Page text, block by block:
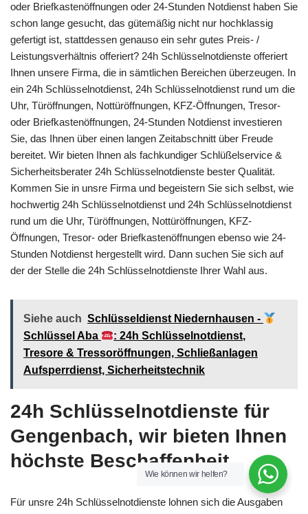
oder Briefkastenöffnungen oder 24-Stunden Notdienst haben Sie
schon lange gesucht, das gütemäßig nicht nur hochklassig
gefertigt ist, stattdessen genauso ein sehr gutes Preis- /
Leistungsverhältnis offeriert? 24h Schlüsselnotdienste offeriert
Ihnen unsere Firma, die in sämtlichen Bereichen überzeugen. In
ein 24h Schlüsselnotdienst, 24h Schlüsselnotdienst rund um die
Uhr, Türöffnungen, Nottüröffnungen, KFZ-Öffnungen, Tresor-
oder Briefkastenöffnungen, 24-Stunden Notdienst investieren
Sie, das Ihnen über einen langen Zeitabschnitt über Freude
bereitet. Wir bieten Ihnen als fachkundiger Schlüßelservice &
Sicherheitsberater 24h Schlüsselnotdienste bester Qualität.
Kommen Sie in unsre Firma und begeistern Sie sich selbst, wie
hochwertig 24h Schlüsselnotdienst und 24h Schlüsselnotdienst
rund um die Uhr, Türöffnungen, Nottüröffnungen, KFZ-
Öffnungen, Tresor- oder Briefkastenöffnungen ebenso wie 24-
Stunden Notdienst hergestellt wird. Dann suchen Sie sich auf
der der Stelle die 24h Schlüsselnotdienste Ihrer Wahl aus.
Siehe auch Schlüsseldienst Niedernhausen -
Schlüssel Aba
: 24h Schlüsselnotdienst,
Tresore & Tressoröffnungen, Schließanlagen
Aufsperrdienst, Sicherheitstechnik
24h Schlüsselnotdienste für
Gengenbach, wir bieten Ihnen
höchste Beschaffenheit.
Für unsre 24h Schlüsselnotdienste lohnen sich die Ausgaben
Wie können wir helfen?